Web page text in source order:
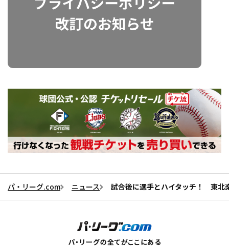
パ・リーグ.com ニュース 試合後に選手とハイタッチ！ 東北